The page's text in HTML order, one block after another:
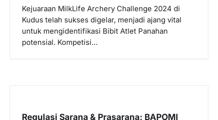
Kejuaraan MilkLife Archery Challenge 2024 di
Kudus telah sukses digelar, menjadi ajang vital
untuk mengidentifikasi Bibit Atlet Panahan
potensial. Kompetisi…
Regulasi Sarana & Prasarana: BAPOMI